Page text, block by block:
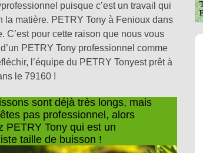
puisque c’est un travail qui
la matière. PETRY Tony à Fenioux dans
C’est pour cette raison que nous vous
PETRY Tony professionnel comme
l’équipe du PETRY Tonyest prêt à
le 79160 !
sont déjà très longs, mais
pas professionnel, alors
PETRY Tony qui est un
taille de buisson !